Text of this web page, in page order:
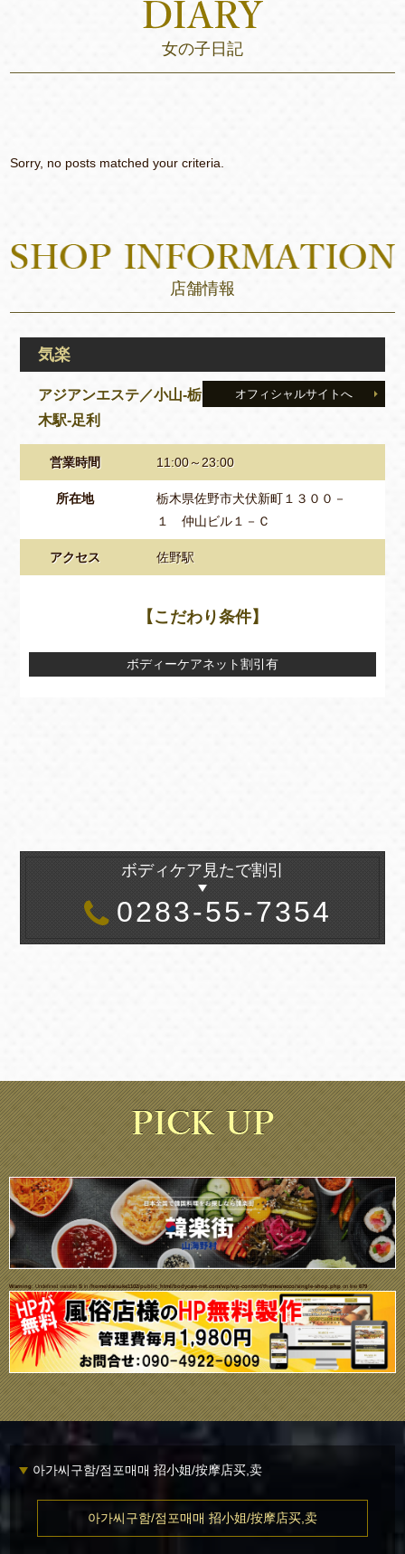
女の子日記
Sorry, no posts matched your criteria.
店舗情報
気楽
オフィシャルサイトへ
アジアンエステ／小山‐栃
木駅‐足利
営業時間 11:00～23:00
所在地
栃木県佐野市犬伏新町１３００－
１ 仲山ビル１－Ｃ
アクセス 佐野駅
【こだわり条件】
ボディーケアネット割引有
ボディケア見たで割引
0283-55-7354
Warning: Undefined variable $i in/home/daisuke1102/public_html/bodycare-net.com/wp/wp-content/themes/ecco/single-shop.phpon line679
아가씨구함/점포매매 招小姐/按摩店买,卖
아가씨구함/점포매매 招小姐/按摩店买,卖